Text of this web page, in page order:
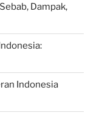
Dampak,
Indonesia